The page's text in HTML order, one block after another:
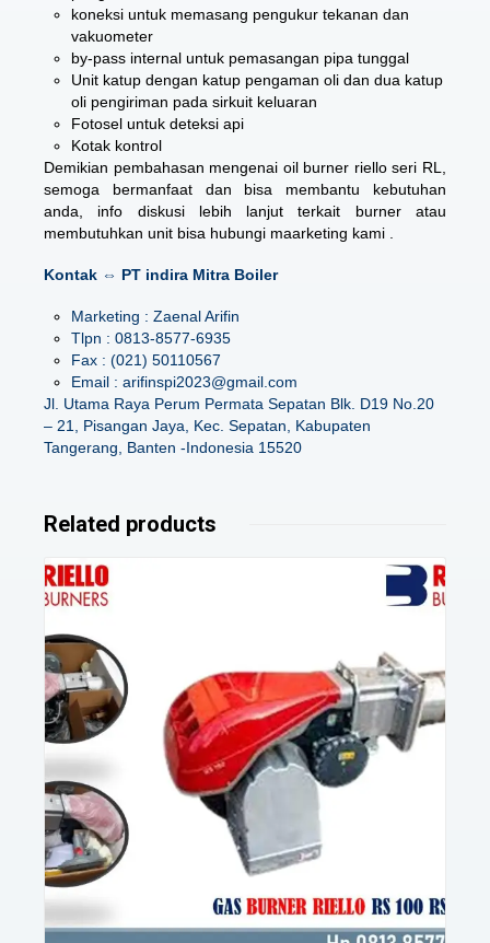
koneksi untuk memasang pengukur tekanan dan
vakuometer
by-pass internal untuk pemasangan pipa tunggal
Unit katup dengan katup pengaman oli dan dua katup
oli pengiriman pada sirkuit keluaran
Fotosel untuk deteksi api
Kotak kontrol
Demikian pembahasan mengenai oil burner riello seri RL
semoga bermanfaat dan bisa membantu kebutuhan
anda, info diskusi lebih lanjut terkait burner atau
membutuhkan unit bisa hubungi maarketing kami .
Kontak ⇔ PT indira Mitra Boiler
Marketing : Zaenal Arifin
Tlpn : 0813-8577-6935
Fax : (021) 50110567
Email : arifinspi2023@gmail.com
Jl. Utama Raya Perum Permata Sepatan Blk. D19 No.20
– 21, Pisangan Jaya, Kec. Sepatan, Kabupaten
Tangerang, Banten -Indonesia 15520
Related products